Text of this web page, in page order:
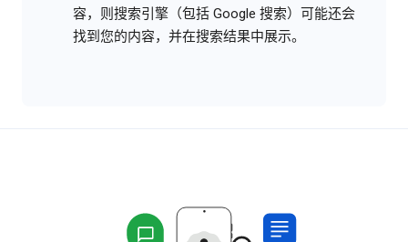
容，则搜索引擎（包括 Google 搜索）可能还会
找到您的内容，并在搜索结果中展示。